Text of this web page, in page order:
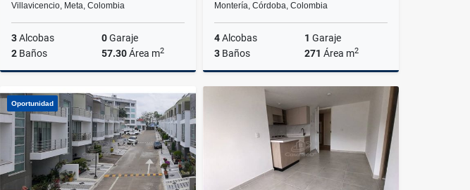
Villavicencio, Meta, Colombia
3Alcobas 0Garaje
2 Baños 57.30Área m2
Venta
$215.000.000
Montería, Córdoba, Colombia
4Alcobas 1 Garaje
3 Baños 271 Área m2
$450.000.000
Oportunidad